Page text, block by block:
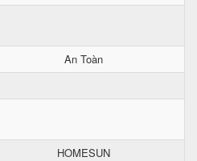
An Toàn
HOMESUN